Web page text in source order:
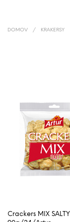
DOMOV / KRAKERSY
Crackers MIX SALTY